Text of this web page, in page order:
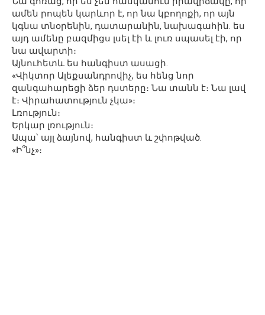
ամեն րոպեն կարևոր է, որ նա կբողոքի, որ այն
կգնա տնօրենին, դատարանին, նախագահին. ես
այդ ամենը բազմիցս լսել էի և լուռ սպասել էի, որ
նա ավարտի։
Այնուհետև ես հանգիստ ասացի.
«Վիկտոր Ալեքսանդրովիչ, ես հենց նոր
զանգահարեցի ձեր դստերը։ Նա տանն է։ Նա լավ
է։ Վիրահատություն չկա»։
Լռություն։
Երկար լռություն։
Ապա՝ այլ ձայնով, հանգիստ և շփոթված.
«Ի՞նչ»։